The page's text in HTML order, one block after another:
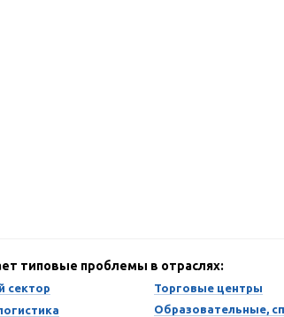
типовые проблемы в отраслях:
сектор
Торговые центры
Образовательные,